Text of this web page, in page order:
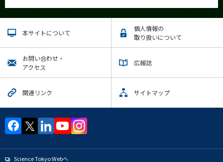
本サイトについて
個人情報の
取り扱いについて
お問い合わせ・
アクセス
広報誌
関連リンク サイトマップ
Science Tokyo Webヘ